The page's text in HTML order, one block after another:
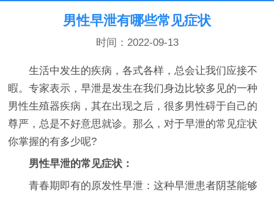
男性早泄有哪些常见症状
时间：2022-09-13
生活中发生的疾病，各式各样，总会让我们应接不
暇。专家表示，早泄是发生在我们身边比较多见的一种
男性生殖器疾病，其在出现之后，很多男性碍于自己的
尊严，总是不好意思就诊。那么，对于早泄的常见症状
你掌握的有多少呢?
男性早泄的常见症状：
青春期即有的原发性早泄：这种早泄患者阴茎能够